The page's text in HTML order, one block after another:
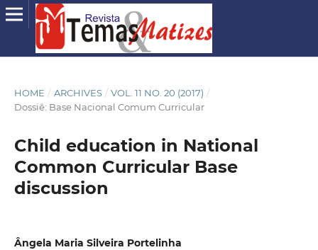
HOME / ARCHIVES / VOL. 11 NO. 20 (2017) /
Dossiê: Base Nacional Comum Curricular
Child education in National
Common Curricular Base
discussion
Ângela Maria Silveira Portelinha